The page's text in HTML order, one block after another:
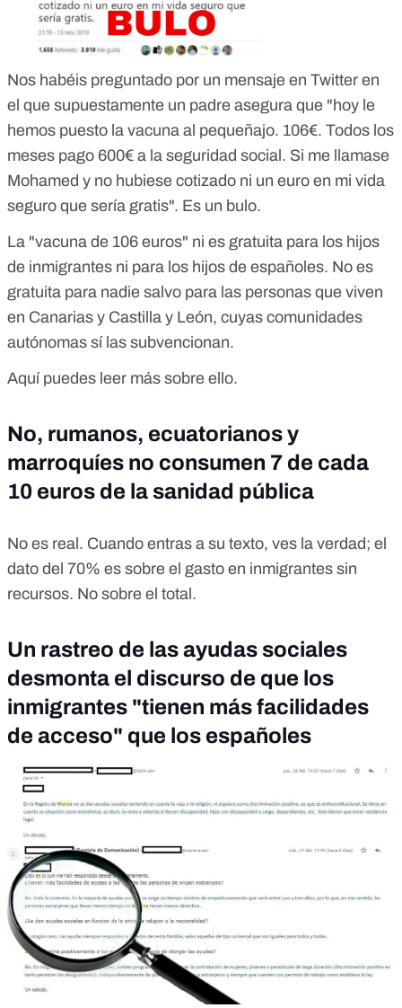
Nos habéis preguntado por un mensaje en Twitter en
el que supuestamente un padre asegura que "hoy le
hemos puesto la vacuna al pequeñajo. 106€. Todos los
meses pago 600€ a la seguridad social. Si me llamase
Mohamed y no hubiese cotizado ni un euro en mi vida
seguro que sería gratis". Es un bulo.
La "vacuna de 106 euros" ni es gratuita para los hijos
de inmigrantes ni para los hijos de españoles. No es
gratuita para nadie salvo para las personas que viven
en Canarias y Castilla y León, cuyas comunidades
autónomas sí las subvencionan.
Aquí puedes leer más sobre ello.
No, rumanos, ecuatorianos y
marroquíes no consumen 7 de cada
10 euros de la sanidad pública
No es real. Cuando entras a su texto, ves la verdad; el
dato del 70% es sobre el gasto en inmigrantes sin
recursos. No sobre el total.
Un rastreo de las ayudas sociales
desmonta el discurso de que los
inmigrantes "tienen más facilidades
de acceso" que los españoles